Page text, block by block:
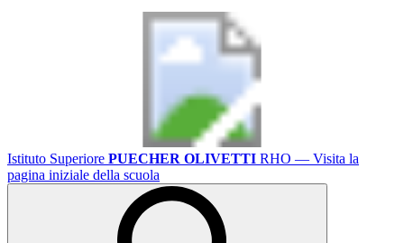
Istituto Superiore PUECHER OLIVETTI RHO — Visita la
pagina iniziale della scuola